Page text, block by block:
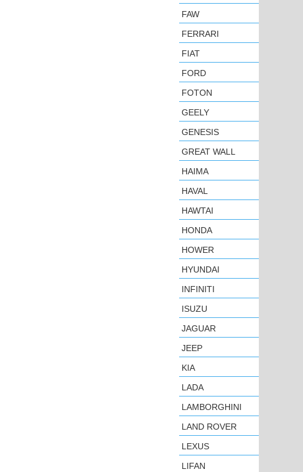
FAW
FERRARI
FIAT
FORD
FOTON
GEELY
GENESIS
GREAT WALL
HAIMA
HAVAL
HAWTAI
HONDA
HOWER
HYUNDAI
INFINITI
ISUZU
JAGUAR
JEEP
KIA
LADA
LAMBORGHINI
LAND ROVER
LEXUS
LIFAN